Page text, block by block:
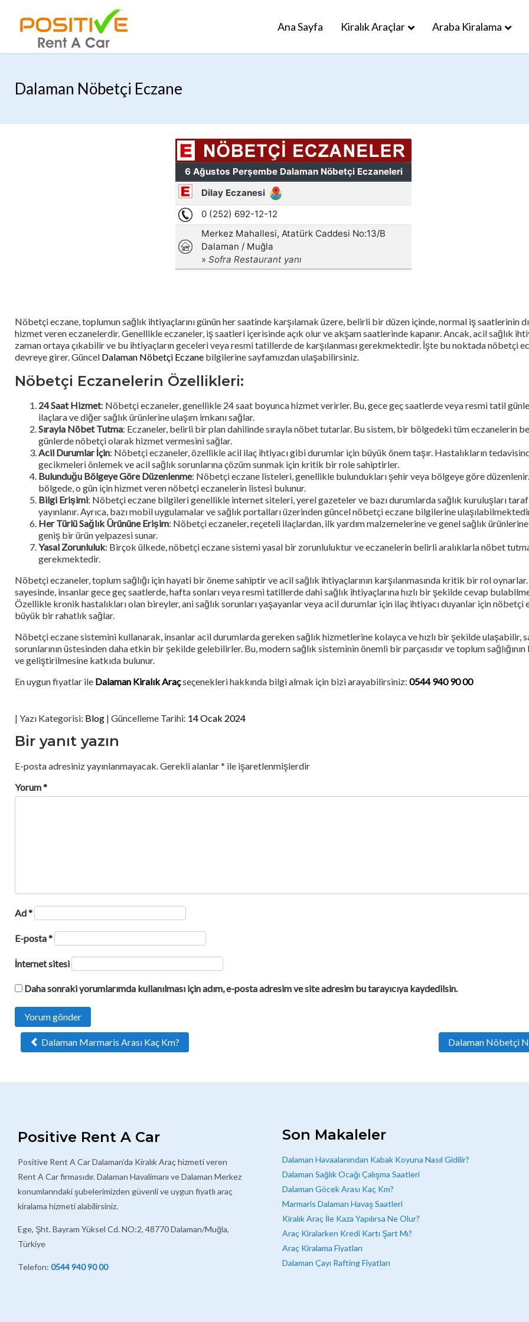
Ana Sayfa Kiralık Araçlar Araba Kiralama
Dalaman Nöbetçi Eczane
Nöbetçi eczane, toplumun sağlık ihtiyaçlarını günün her saatinde karşılamak üzere, belirli bir düzen içinde, normal iş saatlerinin
hizmet veren eczanelerdir. Genellikle eczaneler, iş saatleri içerisinde açık olur ve akşam saatlerinde kapanır. Ancak, acil sağlık
zaman ortaya çıkabilir ve bu ihtiyaçların geceleri veya resmi tatillerde de karşılanması gerekmektedir. İşte bu noktada nöbetçi
devreye girer. Güncel Dalaman Nöbetçi Eczane bilgilerine sayfamızdan ulaşabilirsiniz.
Nöbetçi Eczanelerin Özellikleri:
24 Saat Hizmet: Nöbetçi eczaneler, genellikle 24 saat boyunca hizmet verirler. Bu, gece geç saatlerde veya resmi tatil
ilaçlara ve diğer sağlık ürünlerine ulaşım imkanı sağlar.
Sırayla Nöbet Tutma: Eczaneler, belirli bir plan dahilinde sırayla nöbet tutarlar. Bu sistem, bir bölgedeki tüm eczanelerin
günlerde nöbetçi olarak hizmet vermesini sağlar.
Acil Durumlar İçin: Nöbetçi eczaneler, özellikle acil ilaç ihtiyacı gibi durumlar için büyük önem taşır. Hastalıkların
gecikmeleri önlemek ve acil sağlık sorunlarına çözüm sunmak için kritik bir role sahiptirler.
Bulunduğu Bölgeye Göre Düzenlenme: Nöbetçi eczane listeleri, genellikle bulundukları şehir veya bölgeye göre
bölgede, o gün için hizmet veren nöbetçi eczanelerin listesi bulunur.
Bilgi Erişimi: Nöbetçi eczane bilgileri genellikle internet siteleri, yerel gazeteler ve bazı durumlarda sağlık kuruluşları
yayınlanır. Ayrıca, bazı mobil uygulamalar ve sağlık portalları üzerinden güncel nöbetçi eczane bilgilerine
Her Türlü Sağlık Ürününe Erişim: Nöbetçi eczaneler, reçeteli ilaçlardan, ilk yardım malzemelerine ve genel sağlık
geniş bir ürün yelpazesi sunar.
Yasal Zorunluluk: Birçok ülkede, nöbetçi eczane sistemi yasal bir zorunluluktur ve eczanelerin belirli aralıklarla nöbet
gerekmektedir.
Nöbetçi eczaneler, toplum sağlığı için hayati bir öneme sahiptir ve acil sağlık ihtiyaçlarının karşılanmasında kritik bir rol
sayesinde, insanlar gece geç saatlerde, hafta sonları veya resmi tatillerde dahi sağlık ihtiyaçlarına hızlı bir şekilde cevap
Özellikle kronik hastalıkları olan bireyler, ani sağlık sorunları yaşayanlar veya acil durumlar için ilaç ihtiyacı duyanlar için nöbetçi
büyük bir rahatlık sağlar.
Nöbetçi eczane sistemini kullanarak, insanlar acil durumlarda gereken sağlık hizmetlerine kolayca ve hızlı bir şekilde ulaşabilir,
sorunlarının üstesinden daha etkin bir şekilde gelebilirler. Bu, modern sağlık sisteminin önemli bir parçasıdır ve toplum sağlığının
ve geliştirilmesine katkıda bulunur.
En uygun fiyatlar ile Dalaman Kiralık Araçseçenekleri hakkında bilgi almak için bizi arayabilirsiniz: 0544 940 90 00
| Yazı Kategorisi: Blog | Güncelleme Tarihi: 14 Ocak 2024
Bir yanıt yazın
E-posta adresiniz yayınlanmayacak.Gerekli alanlar* ile işaretlenmişlerdir
Yorum*
Ad*
E-posta*
İnternet sitesi
Daha sonraki yorumlarımda kullanılması için adım, e-posta adresim ve site adresim bu tarayıcıya kaydedilsin.
Related
Posts
Dalaman Marmaris Arası Kaç Km? Dalaman Nöbetçi
Positive Rent A Car
Positive Rent A Car Dalaman’da Kiralık Araç hizmeti veren
Rent A Car firmasıdır. Dalaman Havalimanı ve Dalaman Merkez
konumlarındaki şubelerimizden güvenli ve uygun fiyatlı araç
kiralama hizmeti alabilirsiniz.
Ege, Şht. Bayram Yüksel Cd. NO:2, 48770 Dalaman/Muğla,
Türkiye
Telefon: 0544 940 90 00
Son Makaleler
Dalaman Havaalanından Kabak Koyuna Nasıl Gidilir?
Dalaman Sağlık Ocağı Çalışma Saatleri
Dalaman Göcek Arası Kaç Km?
Marmaris Dalaman Havaş Saatleri
Kiralık Araç İle Kaza Yapılırsa Ne Olur?
Araç Kiralarken Kredi Kartı Şart Mı?
Araç Kiralama Fiyatları
Dalaman Çayı Rafting Fiyatları